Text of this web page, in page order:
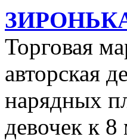
Торговая
авторская
нарядных
девочек к